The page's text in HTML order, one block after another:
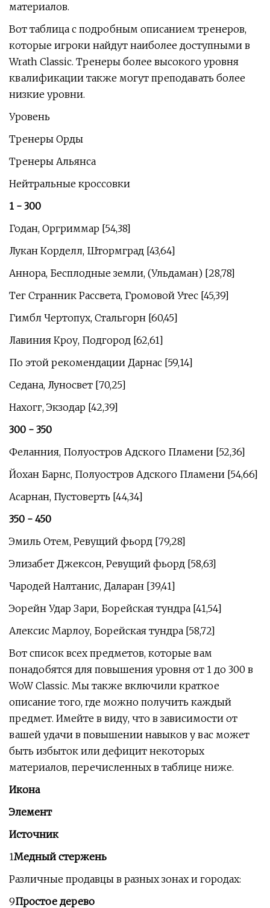
материалов.
Вот таблица с подробным описанием тренеров,
которые игроки найдут наиболее доступными в
Wrath Classic. Тренеры более высокого уровня
квалификации также могут преподавать более
низкие уровни.
Уровень
Тренеры Орды
Тренеры Альянса
Нейтральные кроссовки
1 - 300
Годан, Оргриммар [54,38]
Лукан Корделл, Штормград [43,64]
Аннора, Бесплодные земли, (Ульдаман) [28,78]
Тег Странник Рассвета, Громовой Утес [45,39]
Гимбл Чертопух, Стальгорн [60,45]
Лавиния Кроу, Подгород [62,61]
По этой рекомендации Дарнас [59,14]
Седана, Луносвет [70,25]
Нахогг, Экзодар [42,39]
300 - 350
Феланния, Полуостров Адского Пламени [52,36]
Йохан Барнс, Полуостров Адского Пламени [54,66]
Асарнан, Пустоверть [44,34]
350 - 450
Эмиль Отем, Ревущий фьорд [79,28]
Элизабет Джексон, Ревущий фьорд [58,63]
Чародей Налтанис, Даларан [39,41]
Эорейн Удар Зари, Борейская тундра [41,54]
Алексис Марлоу, Борейская тундра [58,72]
Вот список всех предметов, которые вам
понадобятся для повышения уровня от 1 до 300 в
WoW Classic. Мы также включили краткое
описание того, где можно получить каждый
предмет. Имейте в виду, что в зависимости от
вашей удачи в повышении навыков у вас может
быть избыток или дефицит некоторых
материалов, перечисленных в таблице ниже.
Икона
Элемент
Источник
1Медный стержень
Различные продавцы в разных зонах и городах:
9Простое дерево